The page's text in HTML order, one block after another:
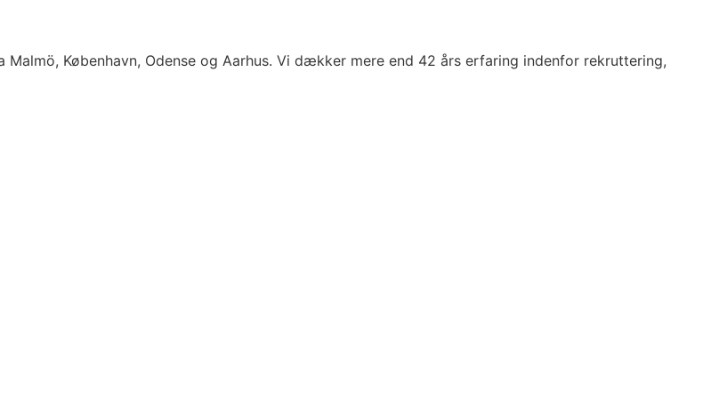
København, Odense og Aarhus. Vi dækker mere end 42 års erfaring indenfor rekruttering,